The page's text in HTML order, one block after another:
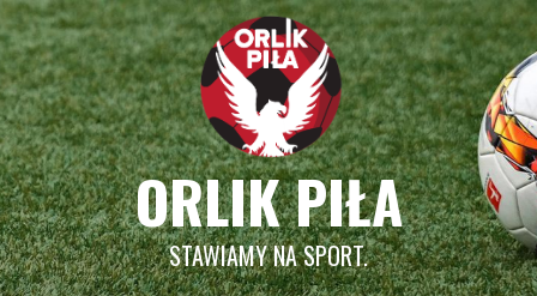
Skip
to
content
ORLIK PIŁA
STAWIAMY NA SPORT.